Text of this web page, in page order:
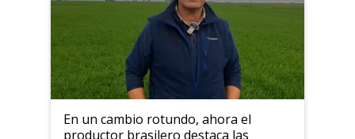
En un cambio rotundo, ahora el
productor brasilero destaca las